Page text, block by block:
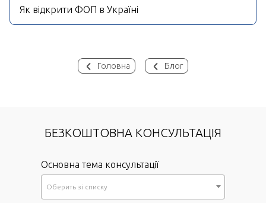
Головна Блог
Як відкрити ФОП в Україні
БЕЗКОШТОВНА КОНСУЛЬТАЦІЯ
Основна тема консультації
Оберить зi списку